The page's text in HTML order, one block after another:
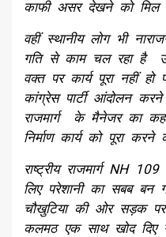
काफी असर देखने को मिल
वहीं स्थानीय लोग भी
गति से काम चल रहा है
वक्त पर कार्य पूरा नहीं
कांग्रेस पार्टी आंदोलन
राजमार्ग के मैनेजर का
निर्माण कार्य को पूरा
राष्ट्रीय राजमार्ग NH
लिए परेशानी का सबब बन
चौखुटिया की ओर सड़क पर
कलमठ एक साथ खोद दिए